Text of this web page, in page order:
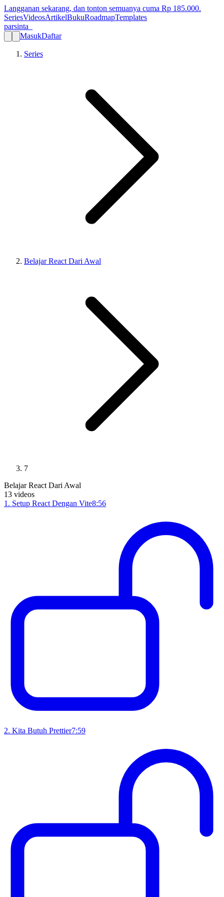
Langganan sekarang, dan tonton semuanya cuma Rp 185.000.
SeriesVideosArtikelBukuRoadmapTemplates
parsinta_
MasukDaftar
Series
Belajar React Dari Awal
7
Belajar React Dari Awal
13 videos
1 . Setup React Dengan Vite8:56
2. Kita Butuh Prettier7:59